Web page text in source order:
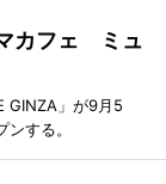
カフェ ミュ
GINZA」が9月5
する。